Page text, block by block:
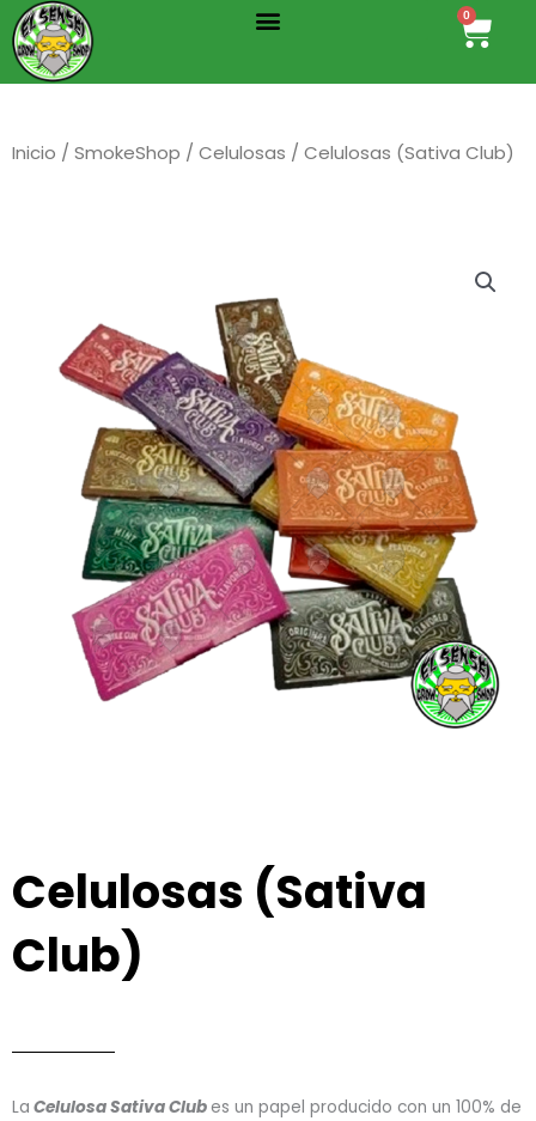
al
contenido
Menu 0
Cart
Inicio / SmokeShop / Celulosas / Celulosas (Sativa Club)
Celulosas (Sativa
Club)
La Celulosa Sativa Club es un papel producido con un 100% de